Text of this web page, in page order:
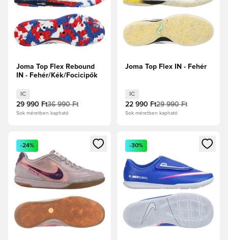
Joma Top Flex Rebound
IN - Fehér/Kék/Focicipők
IC
29 990 Ft36 990 Ft
Sok méretben kapható
Joma Top Flex IN - Fehér
IC
22 990 Ft29 990 Ft
Sok méretben kapható
Megnyit egy modált a bejelentkezéshez vagy a tagként
-24%
Megnyit egy modált a
-30%